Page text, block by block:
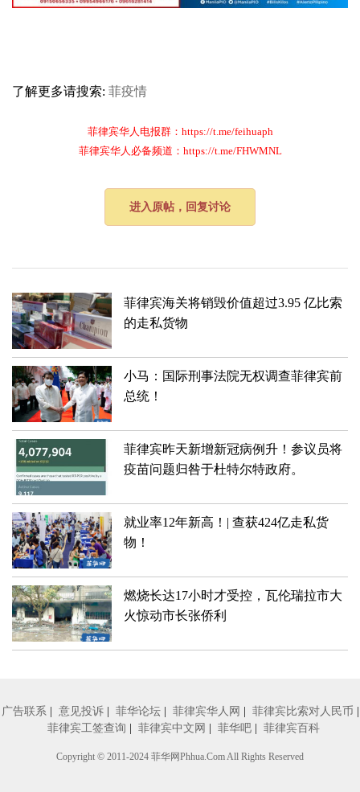
了解更多请搜索: 菲疫情
菲律宾华人电报群：https://t.me/feihuaph
菲律宾华人必备频道：https://t.me/FHWMNL
进入原帖，回复讨论
菲律宾海关将销毁价值超过3.95 亿比索
的走私货物
小马：国际刑事法院无权调查菲律宾前
总统！
菲律宾昨天新增新冠病例升！​​参议员将
疫苗问题归咎于杜特尔特政府。
就业率12年新高！| 查获424亿走私货
物！
燃烧长达17小时才受控，瓦伦瑞拉市大
火惊动市长张侨利
广告联系 意见投诉 菲华论坛 菲律宾华人网 菲律宾比索对人民币
菲律宾工签查询
菲律宾中文网 菲华吧 菲律宾百科
Copyright © 2011-2024 菲华网Phhua.Com All Rights Reserved